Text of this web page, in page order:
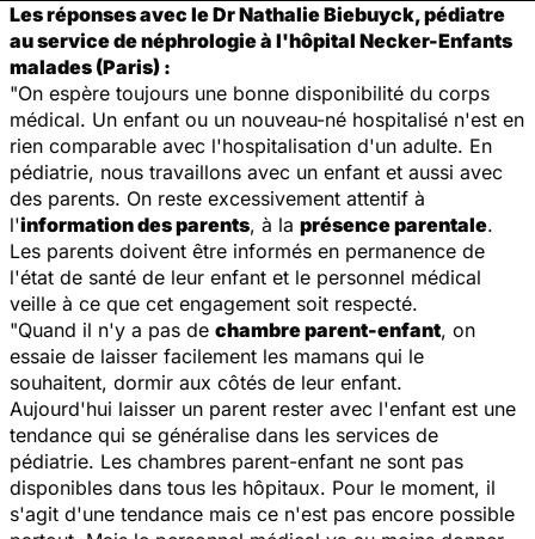
Les réponses avec le Dr Nathalie Biebuyck, pédiatre
au service de néphrologie à l'hôpital Necker-Enfants
malades (Paris) :
"On espère toujours une bonne disponibilité du corps
médical. Un enfant ou un nouveau-né hospitalisé n'est en
rien comparable avec l'hospitalisation d'un adulte. En
pédiatrie, nous travaillons avec un enfant et aussi avec
des parents. On reste excessivement attentif à
l'information des parents, à la présence parentale.
Les parents doivent être informés en permanence de
l'état de santé de leur enfant et le personnel médical
veille à ce que cet engagement soit respecté.
"Quand il n'y a pas de chambre parent-enfant, on
essaie de laisser facilement les mamans qui le
souhaitent, dormir aux côtés de leur enfant.
Aujourd'hui laisser un parent rester avec l'enfant est une
tendance qui se généralise dans les services de
pédiatrie. Les chambres parent-enfant ne sont pas
disponibles dans tous les hôpitaux. Pour le moment, il
s'agit d'une tendance mais ce n'est pas encore possible